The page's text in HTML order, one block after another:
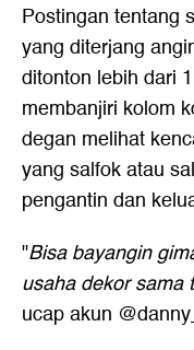
Postingan tentang
yang diterjang
ditonton lebih dari
membanjiri kolom
degan melihat
yang salfok atau
pengantin dan
"Bisa bayangin
usaha dekor sama
ucap akun